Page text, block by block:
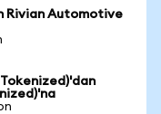
Rivian Automotive